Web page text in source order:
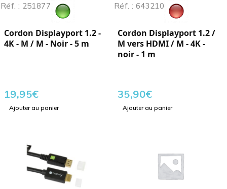
Réf. : 251877
Cordon Displayport 1.2 -
4K - M / M - Noir - 5 m
19,95€
Ajouter au panier
Réf. : 643210
Cordon Displayport 1.2 /
M vers HDMI / M - 4K -
noir - 1 m
35,90€
Ajouter au panier